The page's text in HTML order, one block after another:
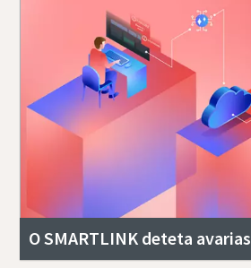
O SMARTLINK deteta avarias